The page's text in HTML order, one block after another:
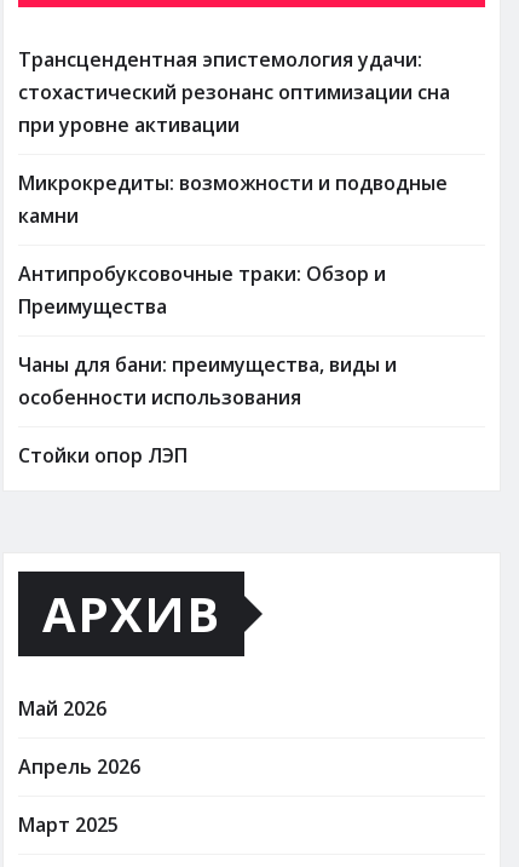
Трансцендентная эпистемология удачи:
стохастический резонанс оптимизации сна
при уровне активации
Микрокредиты: возможности и подводные
камни
Антипробуксовочные траки: Обзор и
Преимущества
Чаны для бани: преимущества, виды и
особенности использования
Стойки опор ЛЭП
АРХИВ
Май 2026
Апрель 2026
Март 2025